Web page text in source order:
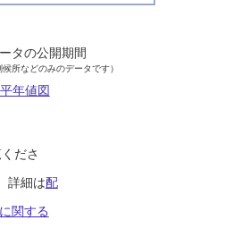
タの公開期間
候所などのみのデータです）
年値図
ださ
詳細は配
関する